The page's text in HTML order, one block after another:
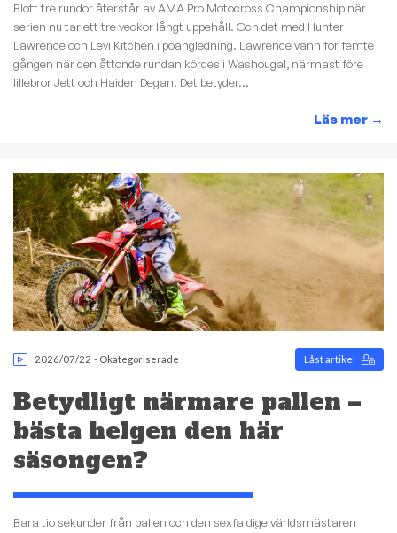
Blott tre rundor återstår av AMA Pro Motocross Championship när
serien nu tar ett tre veckor långt uppehåll. Och det med Hunter
Lawrence och Levi Kitchen i poängledning. Lawrence vann för femte
gången när den åttonde rundan kördes i Washougal, närmast före
lillebror Jett och Haiden Degan. Det betyder...
Läs mer →
2026/07/22 - Okategoriserade Låst artikel
Betydligt närmare pallen –
bästa helgen den här
säsongen?
Bara tio sekunder från pallen och den sexfaldige världsmästaren